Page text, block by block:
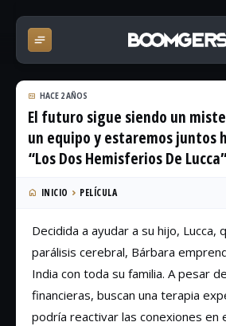
HACE 2 AÑOS
El futuro sigue siendo un
un equipo y estaremos
“Los Dos Hemisferios De
INICIO PELÍCULA
Decidida a ayudar a su hijo, Lucca,
parálisis cerebral, Bárbara
India con toda su familia. A pesar
financieras, buscan una terapia
podría reactivar las conexiones en